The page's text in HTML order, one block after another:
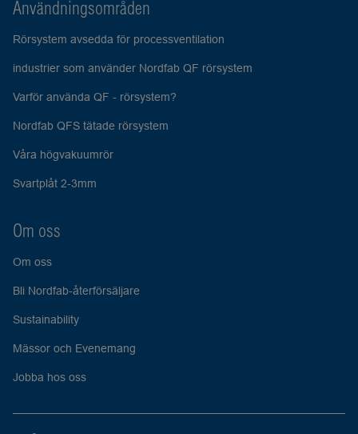
Användningsområden
Rörsystem avsedda för processventilation
industrier som använder Nordfab QF rörsystem
Varför använda QF - rörsystem?
Nordfab QFS tätade rörsystem
Våra högvakuumrör
Svartplåt 2-3mm
Om oss
Om oss
Bli Nordfab-återförsäljare
Sustainability
Mässor och Evenemang
Jobba hos oss